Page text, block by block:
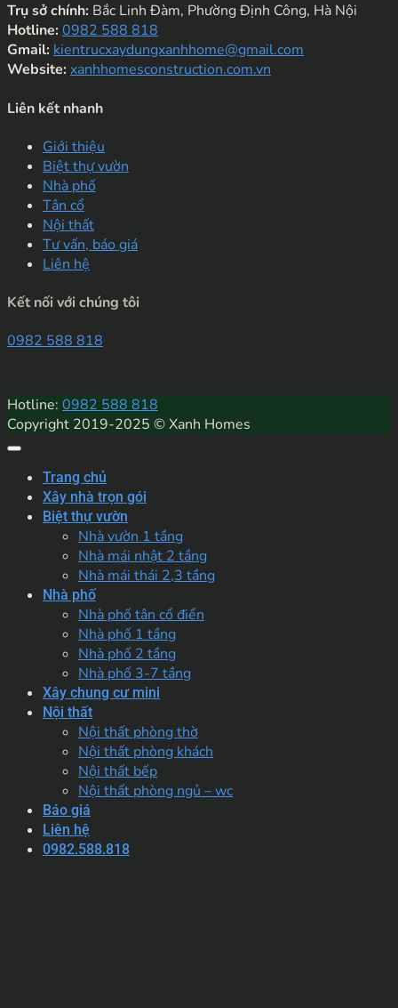
Trụ sở chính: Bắc Linh Đàm, Phường Định Công, Hà Nội
Hotline:0982 588 818
Gmail: kientrucxaydungxanhhome@gmail.com
Website:xanhhomesconstruction.com.vn
Liên kết nhanh
Giới thiệu
Biệt thự vườn
Nhà phố
Tân cổ
Nội thất
Tư vấn, báo giá
Liên hệ
Kết nối với chúng tôi
0982 588 818
Hotline: 0982 588 818
Copyright 2019-2025 © Xanh Homes
Trang chủ
Xây nhà trọn gói
Biệt thự vườn
Nhà vườn 1 tầng
Nhà mái nhật 2 tầng
Nhà mái thái 2,3 tầng
Nhà phố
Nhà phố tân cổ điển
Nhà phố 1 tầng
Nhà phố 2 tầng
Nhà phố 3-7 tầng
Xây chung cư mini
Nội thất
Nội thất phòng thờ
Nội thất phòng khách
Nội thất bếp
Nội thất phòng ngủ – wc
Báo giá
Liên hệ
0982.588.818